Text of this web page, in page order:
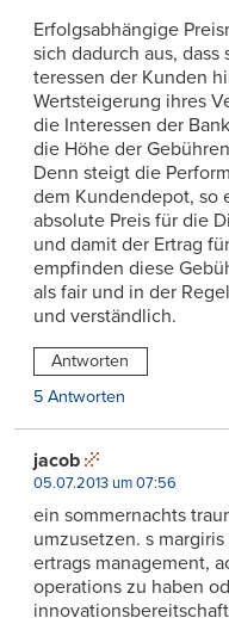
Erfolgsabhängige
sich dadurch aus, dass
teressen der Kunden
Wertsteigerung ihres
die Interessen der
die Höhe der
Denn steigt die
dem Kundendepot, so
absolute Preis für die
und damit der Ertrag
empfinden diese
als fair und in der
und verständlich.
Antworten
5 Antworten
jacob
05.07.2013 um 07:56
ein sommernachts
umzusetzen. s
ertrags management,
operations zu haben